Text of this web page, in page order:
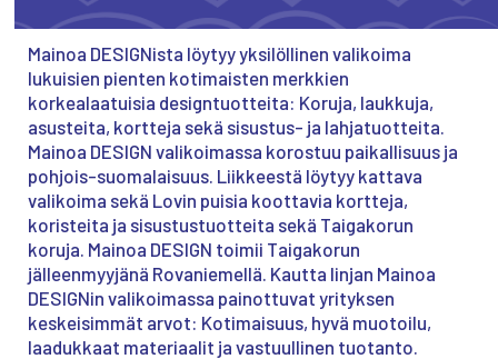
Mainoa DESIGNista löytyy yksilöllinen valikoima
lukuisien pienten kotimaisten merkkien
korkealaatuisia designtuotteita: Koruja, laukkuja,
asusteita, kortteja sekä sisustus- ja lahjatuotteita.
Mainoa DESIGN valikoimassa korostuu paikallisuus ja
pohjois-suomalaisuus. Liikkeestä löytyy kattava
valikoima sekä Lovin puisia koottavia kortteja,
koristeita ja sisustustuotteita sekä Taigakorun
koruja. Mainoa DESIGN toimii Taigakorun
jälleenmyyjänä Rovaniemellä. Kautta linjan Mainoa
DESIGNin valikoimassa painottuvat yrityksen
keskeisimmät arvot: Kotimaisuus, hyvä muotoilu,
laadukkaat materiaalit ja vastuullinen tuotanto.